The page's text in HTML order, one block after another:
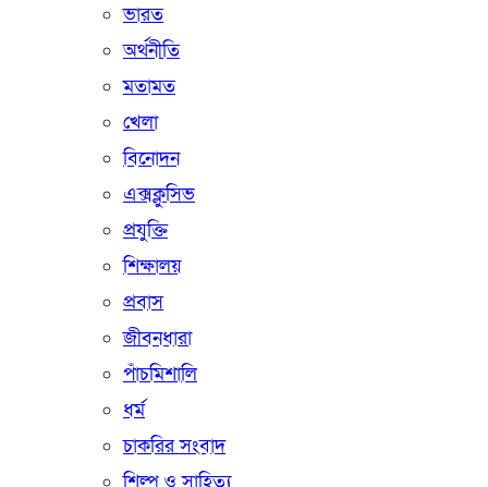
ভারত
অর্থনীতি
মতামত
খেলা
বিনোদন
এক্সক্লুসিভ
প্রযুক্তি
শিক্ষালয়
প্রবাস
জীবনধারা
পাঁচমিশালি
ধর্ম
চাকরির সংবাদ
শিল্প ও সাহিত্য